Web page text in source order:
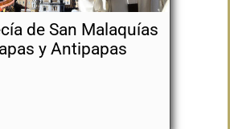
de San Malaquías
y Antipapas